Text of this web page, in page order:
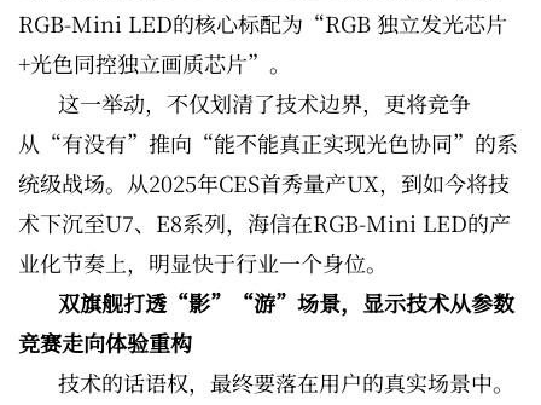
RGB-Mini LED的核心标配为“RGB 独立发光芯片
+光色同控独立画质芯片”。
这一举动，不仅划清了技术边界，更将竞争
从“有没有”推向“能不能真正实现光色协同”的系
统级战场。从2025年CES首秀量产UX，到如今将技
术下沉至U7、E8系列，海信在RGB-Mini LED的产
业化节奏上，明显快于行业一个身位。
双旗舰打透“影”“游”场景，显示技术从参数
竞赛走向体验重构
技术的话语权，最终要落在用户的真实场景中。